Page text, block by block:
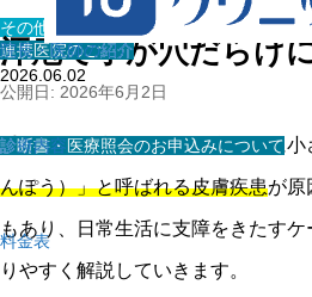
連携医院のご紹介
診断書・医療照会のお申込みについて
院長・医師の紹介
診療内容
料金表
ホーム 医
その他
汗疱で手が穴だらけ
2026.06.02
公開日: 2026年6月2日
手のひらや指の間、足の裏などに
んぽう）」と呼ばれる皮膚疾患が原
もあり、日常生活に支障をきたす
りやすく解説していきます。